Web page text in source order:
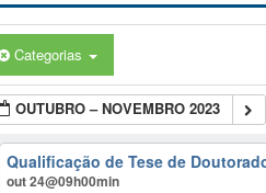
Categorias
OUTUBRO – NOVEMBRO 2023
Qualificação de Tese de
out 24@09h00min